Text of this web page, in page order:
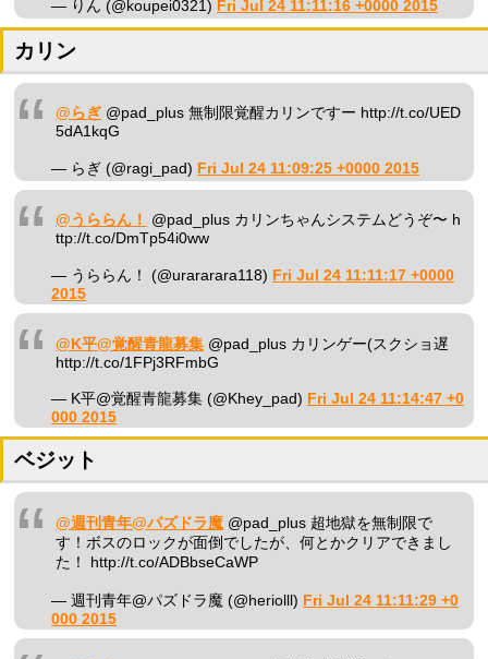
— りん (@koupei0321) Fri Jul 24 11:11:16 +0000 2015
カリン
@らぎ @pad_plus 無制限覚醒カリンですー http://t.co/UED
5dA1kqG
— らぎ (@ragi_pad) Fri Jul 24 11:09:25 +0000 2015
@うららん！
@pad_plus カリンちゃんシステムどうぞ〜 h
ttp://t.co/DmTp54i0ww
— うららん！ (@urararara118) Fri Jul 24 11:11:17 +0000
2015
@K平@覚醒青龍募集 @pad_plus カリンゲー(スクショ遅
http://t.co/1FPj3RFmbG
— K平@覚醒青龍募集 (@Khey_pad) Fri Jul 24 11:14:47 +0
000 2015
ベジット
@週刊青年@パズドラ魔 @pad_plus 超地獄を無制限で
す！ボスのロックが面倒でしたが、何とかクリアできまし
た！ http://t.co/ADBbseCaWP
— 週刊青年@パズドラ魔 (@heriolll) Fri Jul 24 11:11:29 +0
000 2015